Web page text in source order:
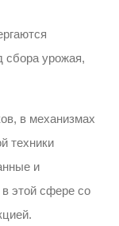
сбора урожая,
в механизмах
техники
и
этой сфере со